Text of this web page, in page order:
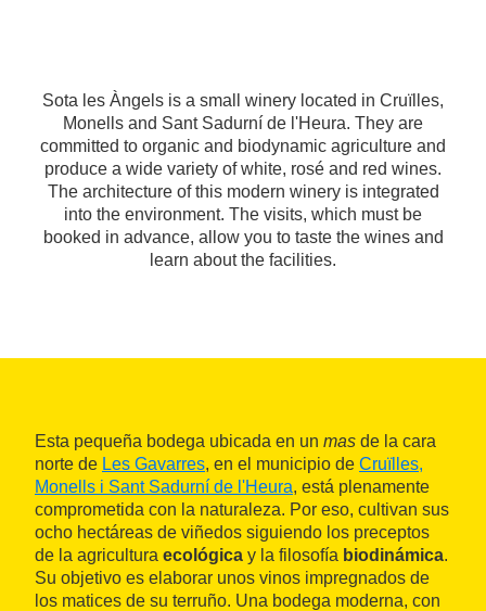
Sota les Àngels is a small winery located in Cruïlles,
Monells and Sant Sadurní de l'Heura. They are
committed to organic and biodynamic agriculture and
produce a wide variety of white, rosé and red wines.
The architecture of this modern winery is integrated
into the environment. The visits, which must be
booked in advance, allow you to taste the wines and
learn about the facilities.
Esta pequeña bodega ubicada en un mas de la cara
norte de Les Gavarres, en el municipio de Cruïlles,
Monells i Sant Sadurní de l'Heura, está plenamente
comprometida con la naturaleza. Por eso, cultivan sus
ocho hectáreas de viñedos siguiendo los preceptos
de la agricultura ecológica y la filosofía biodinámica.
Su objetivo es elaborar unos vinos impregnados de
los matices de su terruño. Una bodega moderna, con